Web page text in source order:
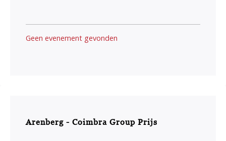
Geen evenement gevonden
Arenberg - Coimbra Group Prijs